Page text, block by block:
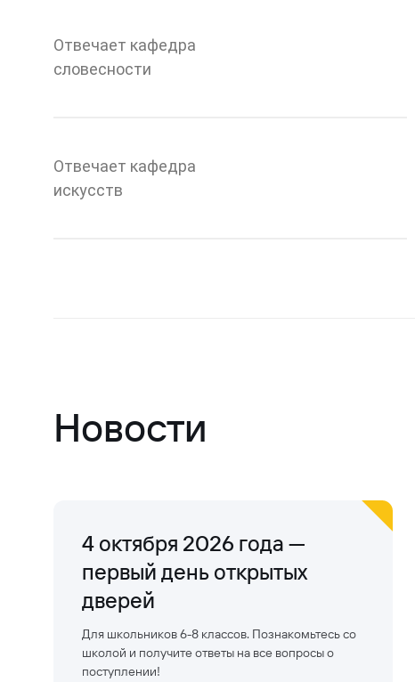
Отвечает кафедра
словесности
Отвечает кафедра
искусств
Новости
4 октября 2026 года —
первый день открытых
дверей
Для школьников 6-8 классов. Познакомьтесь со
школой и получите ответы на все вопросы о
поступлении!